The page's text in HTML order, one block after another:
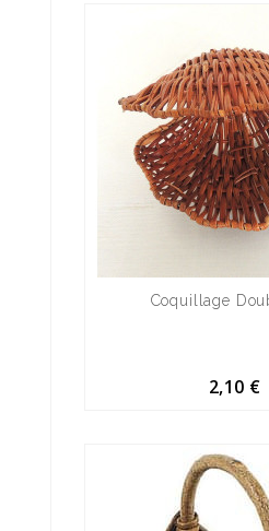
Coquillage
2,10 €